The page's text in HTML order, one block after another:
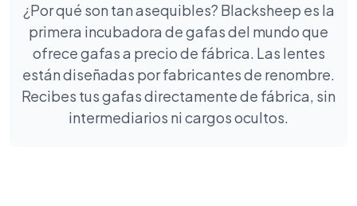
¿Por qué son tan asequibles? Blacksheep es la
primera incubadora de gafas del mundo que
ofrece gafas a precio de fábrica. Las lentes
están diseñadas por fabricantes de renombre.
Recibes tus gafas directamente de fábrica, sin
intermediarios ni cargos ocultos.